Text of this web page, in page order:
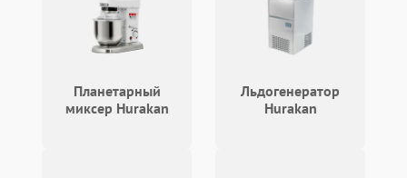
Планетарный
миксер Hurakan
Льдогенератор
Hurakan